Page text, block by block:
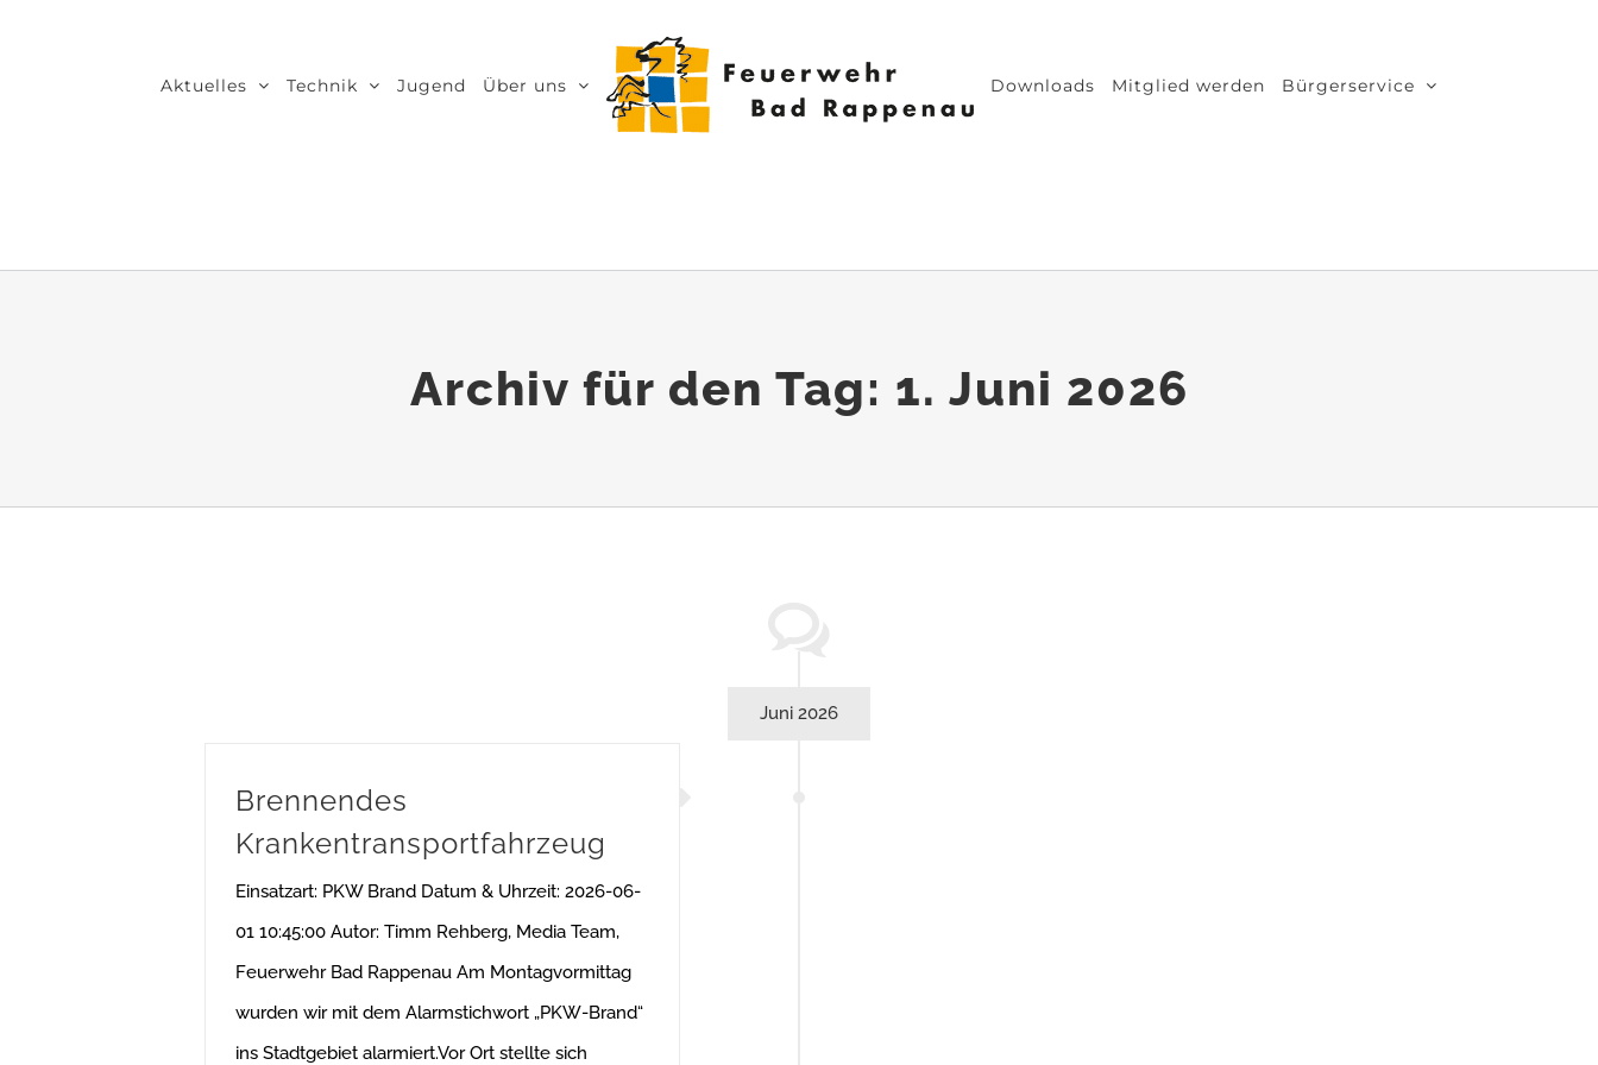
Aktuelles Technik Jugend Über uns Downloads Mitglied werden Bürgerservice
Archiv für den Tag: 1. Juni 2026
Juni 2026
Brennendes
Krankentransportfahrzeug
Einsatzart: PKW Brand Datum & Uhrzeit: 2026-06-
01 10:45:00 Autor: Timm Rehberg, Media Team,
Feuerwehr Bad Rappenau Am Montagvormittag
wurden wir mit dem Alarmstichwort „PKW-Brand“
ins Stadtgebiet alarmiert.Vor Ort stellte sich